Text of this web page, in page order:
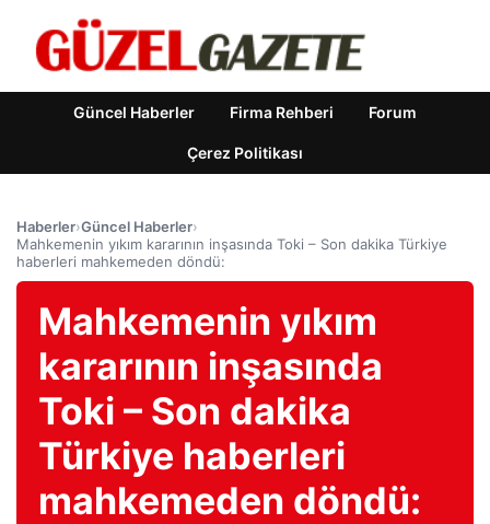
Güncel Haberler Firma Rehberi Forum
Çerez Politikası
Haberler›Güncel Haberler›
Mahkemenin yıkım kararının inşasında Toki – Son dakika Türkiye
haberleri mahkemeden döndü:
Mahkemenin yıkım
kararının inşasında
Toki – Son dakika
Türkiye haberleri
mahkemeden döndü: